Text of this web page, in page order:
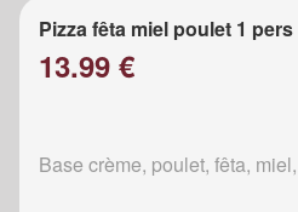
Pizza fêta miel poulet 1 pers
13.99 €
Base crème, poulet, fêta,